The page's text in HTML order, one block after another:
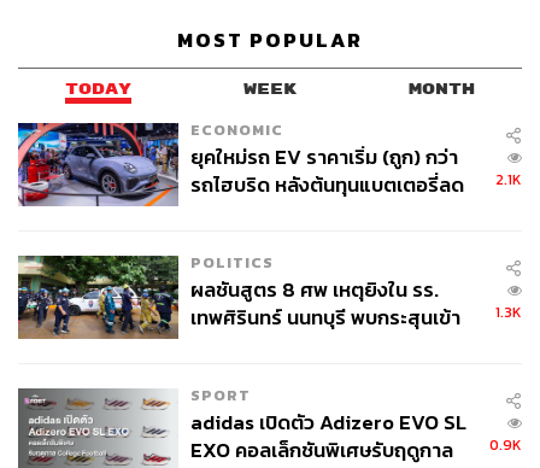
ABOUT THE AUTHOR
MOST POPULAR
TODAY WEEK MONTH
ECONOMIC
ยุคใหม่รถ EV ราคาเริ่ม (ถูก) กว่า
รถไฮบริด หลังต้นทุนแบตเตอรี่ลด
2.1K
POLITICS
ผลชันสูตร 8 ศพ เหตุยิงใน รร.
เทพศิรินทร์ นนทบุรี พบกระสุนเข้า
1.3K
SPORT
adidas เปิดตัว Adizero EVO SL
EXO คอลเล็กชันพิเศษรับฤดูกาล
0.9K